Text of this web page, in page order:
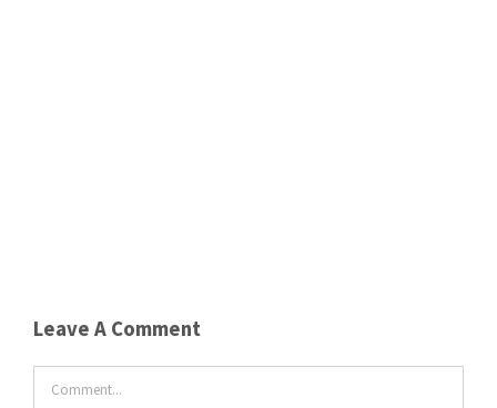
Leave A Comment